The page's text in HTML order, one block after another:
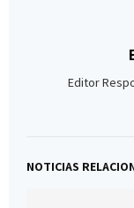
Editor
NOTICIAS